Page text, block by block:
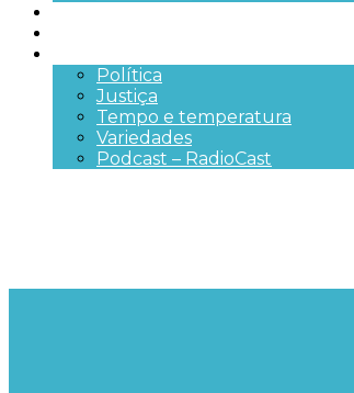
Política
Justiça
Tempo e temperatura
Variedades
Podcast – RadioCast